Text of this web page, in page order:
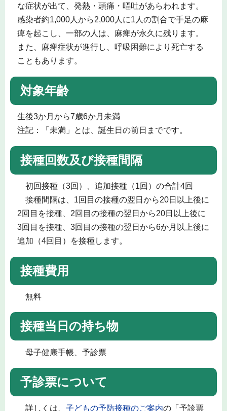
な症状が出て、発熱・頭痛・嘔吐があらわれます。
感染者約1,000人から2,000人に1人の割合で手足の麻
痺を起こし、一部の人は、麻痺が永久に残ります。
また、麻痺症状が進行し、呼吸困難により死亡する
こともあります。
対象年齢
生後3か月から7歳6か月未満
注記：「未満」とは、誕生日の前日までです。
接種回数及び接種間隔
初回接種（3回）、追加接種（1回）の合計4回
接種間隔は、1回目の接種の翌日から20日以上後に
2回目を接種、2回目の接種の翌日から20日以上後に
3回目を接種、3回目の接種の翌日から6か月以上後に
追加（4回目）を接種します。
接種費用
無料
接種当日の持ち物
母子健康手帳、予診票
予診票について
詳しくは、 子どもの予防接種のご案内の「予診票